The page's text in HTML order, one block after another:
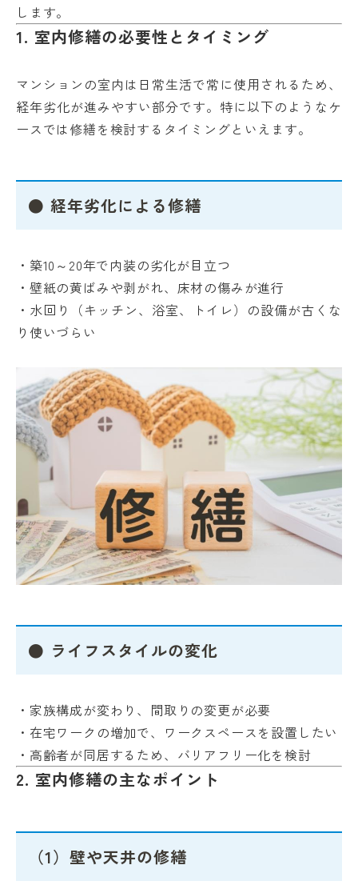
します。
1. 室内修繕の必要性とタイミング
マンションの室内は日常生活で常に使用されるため、
経年劣化が進みやすい部分です。特に以下のようなケ
ースでは修繕を検討するタイミングといえます。
● 経年劣化による修繕
・築10～20年で内装の劣化が目立つ
・壁紙の黄ばみや剥がれ、床材の傷みが進行
・水回り（キッチン、浴室、トイレ）の設備が古くな
り使いづらい
● ライフスタイルの変化
・家族構成が変わり、間取りの変更が必要
・在宅ワークの増加で、ワークスペースを設置したい
・高齢者が同居するため、バリアフリー化を検討
2. 室内修繕の主なポイント
（1）壁や天井の修繕